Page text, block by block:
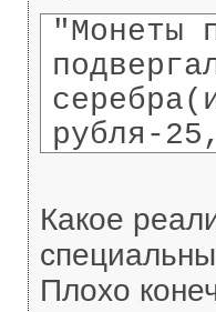
"Монеты
рубля-
Какое
Плохо